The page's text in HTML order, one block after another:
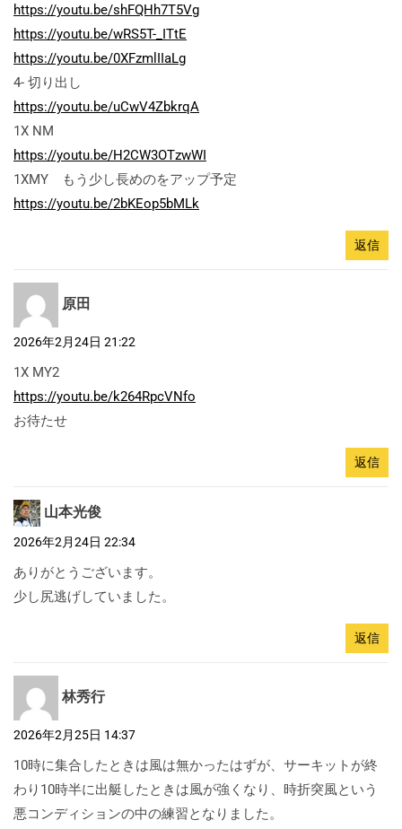
https://youtu.be/shFQHh7T5Vg
https://youtu.be/wRS5T-_ITtE
https://youtu.be/0XFzmlIIaLg
4- 切り出し
https://youtu.be/uCwV4ZbkrqA
1X NM
https://youtu.be/H2CW3OTzwWI
1XMY もう少し長めのをアップ予定
https://youtu.be/2bKEop5bMLk
返信
原田
2026年2月24日 21:22
1X MY2
https://youtu.be/k264RpcVNfo
お待たせ
返信
山本光俊
2026年2月24日 22:34
ありがとうございます。
少し尻逃げしていました。
返信
林秀行
2026年2月25日 14:37
10時に集合したときは風は無かったはずが、サーキットが終
わり10時半に出艇したときは風が強くなり、時折突風という
悪コンディションの中の練習となりました。